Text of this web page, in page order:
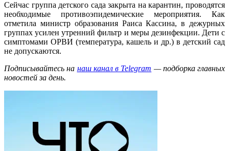
Сейчас группа детского сада закрыта на карантин, проводятся
необходимые противоэпидемические мероприятия. Как
отметила министр образования Раиса Кассина, в дежурных
группах усилен утренний фильтр и меры дезинфекции. Дети с
симптомами ОРВИ (температура, кашель и др.) в детский сад
не допускаются.
Подписывайтесь на наш канал в Telegram — подборка главных
новостей за день.